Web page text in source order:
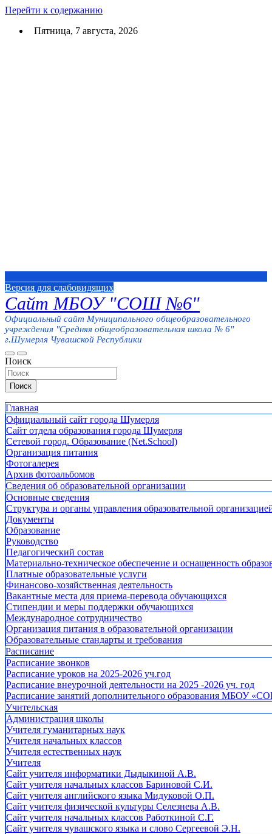
Перейти к содержанию
Пятница, 7 августа, 2026
Версия для слабовидящих
Сайт МБОУ "СОШ №6"
Официальный сайт Муниципального общеобразовательного
учреждения "Средняя общеобразовательная школа № 6"
г.Шумерля Чувашской Республики
Поиск
Поиск
Главная
Официальный сайт города Шумерля
Сайт отдела образования города Шумерля
Сетевой город. Образование (Net.School)
Организация питания
Фотогалерея
Архив фотоальбомов
Сведения об образовательной организации
Основные сведения
Структура и органы управления образовательной
Документы
Образование
Руководство
Педагогический состав
Материально-техническое обеспечение и оснащенность
Платные образовательные услуги
Финансово-хозяйственная деятельность
Вакантные места для приема-перевода обучающихся
Стипендии и меры поддержки обучающихся
Международное сотрудничество
Организация питания в образовательной организации
Образовательные стандарты и требования
Расписание
Расписание звонков
Расписание уроков на 2025-2026 уч.год
Расписание внеурочной деятельности на 2025 -2026 уч. год
Расписание занятий дополнительного образования МБОУ
Учительская
Администрация школы
Учителя гуманитарных наук
Учителя начальных классов
Учителя естественных наук
Учителя
Cайт учителя информатики Дыдыкиной А.В.
Сайт учителя начальных классов Бариновой С.И.
Сайт учителя английского языка Мидуковой О.П.
Сайт учителя физической культуры Селезнева А.В.
Сайт учителя начальных классов Работкиной С.Г.
Сайт учителя чувашского языка и слово Сергеевой Э.Н.